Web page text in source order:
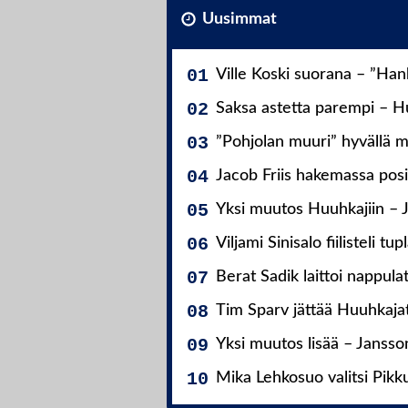
Uusimmat
Ville Koski suorana –
Saksa astetta parempi –
”Pohjolan muuri” hyvällä
Jacob Friis hakemassa
Yksi muutos Huuhkajiin –
Viljami Sinisalo fiilisteli
Berat Sadik laittoi
Tim Sparv jättää
Yksi muutos lisää –
Mika Lehkosuo valitsi